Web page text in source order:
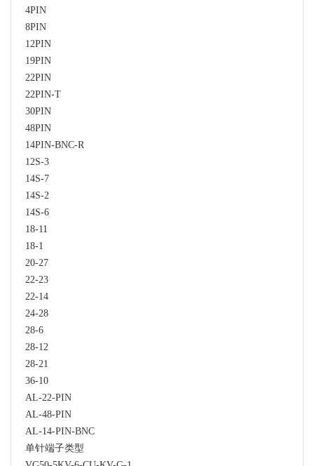
4PIN
8PIN
12PIN
19PIN
22PIN
22PIN-T
30PIN
48PIN
14PIN-BNC-R
12S-3
14S-7
14S-2
14S-6
18-11
18-1
20-27
22-23
22-14
24-28
28-6
28-12
28-21
36-10
AL-22-PIN
AL-48-PIN
AL-14-PIN-BNC
单针端子类型